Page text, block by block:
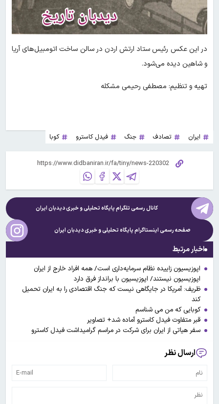
در این عکس رئیس ستاد ارتش اردن در سالن ساخت اتومبیل‌های آریا
و شاهین دیده می‌شود.
تهیه و تنظیم: مصطفی رحیمی مشکله
ایران تصادف جنگ فیدل کاسترو کوبا
کانال رسمی تلگرام پایگاه تحلیلی و خبریدیدبان ایران
صفحه رسمی اینستاگرام پایگاه تحلیلی و خبریدیدبان ایران
اخبار مرتبط
اپوزیسیون زاییده نظام سرمایه‌داری است/ همه افراد خارج از ایران
اپوزیسیون نیستند/ اپوزیسیون با برانداز فرق دارد
ظریف: آمریکا در جایگاهی نیست که جنگ اقتصادی را به ایران تحمیل
کند
کوبایی که من می شناسم
قبر متفاوت فیدل کاسترو آماده شد+ تصاویر
سفر هیاتی از ایران برای شرکت در مراسم گرامیداشت فیدل کاسترو
ارسال نظر